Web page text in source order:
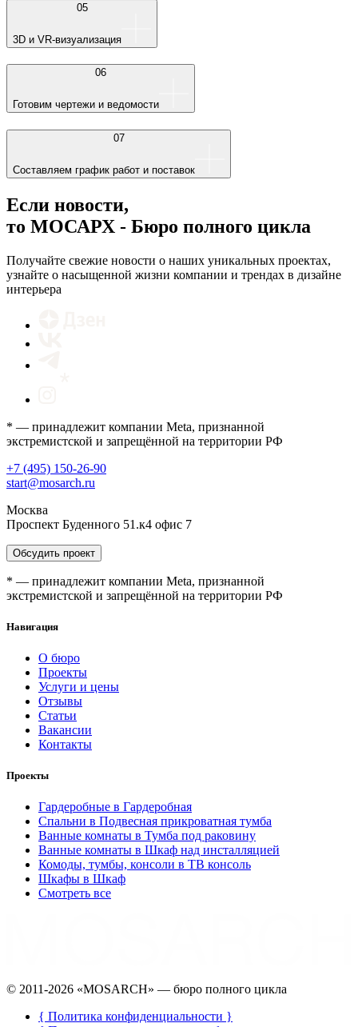
05
3D и VR-визуализация
06
Готовим чертежи и ведомости
07
Составляем график работ и поставок
Если новости,
то МОСАРХ - Бюро полного цикла
Получайте свежие новости о наших уникальных проектах,
узнайте о насыщенной жизни компании и трендах в дизайне
интерьера
* — принадлежит компании Meta, признанной
экстремистской и запрещённой на территории РФ
+7 (495) 150-26-90
start@mosarch.ru
Москва
Проспект Буденного 51.к4 офис 7
Обсудить проект
* — принадлежит компании Meta, признанной
экстремистской и запрещённой на территории РФ
Навигация
О бюро
Проекты
Услуги и цены
Отзывы
Статьи
Вакансии
Контакты
Проекты
Гардеробные в Гардеробная
Спальни в Подвесная прикроватная тумба
Ванные комнаты в Тумба под раковину
Ванные комнаты в Шкаф над инсталляцией
Комоды, тумбы, консоли в ТВ консоль
Шкафы в Шкаф
Смотреть все
©️ 2011-2026 «MOSARCH» — бюро полного цикла
{ Политика конфиденциальности }